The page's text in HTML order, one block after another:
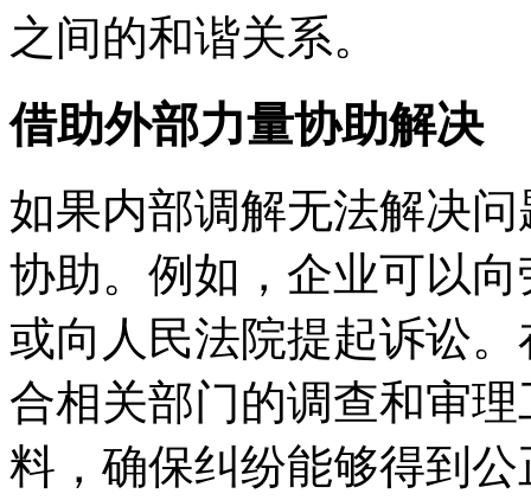
之间的和谐关系。
借助外部力量协助解决
如果内部调解无法解决
协助。例如，企业可以
或向人民法院提起诉讼
合相关部门的调查和审
料，确保纠纷能够得到